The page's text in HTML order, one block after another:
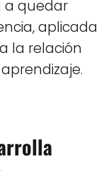
a quedar
aplicada
la relación